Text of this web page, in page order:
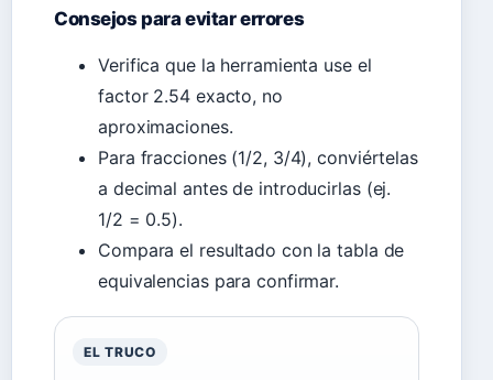
Consejos para evitar errores
Verifica que la herramienta use el
factor 2.54 exacto, no
aproximaciones.
Para fracciones (1/2, 3/4), conviértelas
a decimal antes de introducirlas (ej.
1/2 = 0.5).
Compara el resultado con la tabla de
equivalencias para confirmar.
EL TRUCO